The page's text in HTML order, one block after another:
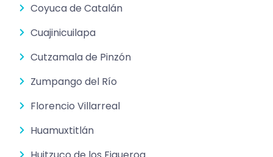
Coyuca de Catalán
Cuajinicuilapa
Cutzamala de Pinzón
Zumpango del Río
Florencio Villarreal
Huamuxtitlán